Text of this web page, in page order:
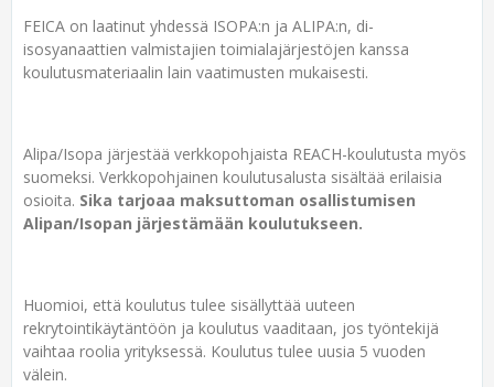
FEICA on laatinut yhdessä ISOPA:n ja ALIPA:n, di-
isosyanaattien valmistajien toimialajärjestöjen kanssa
koulutusmateriaalin lain vaatimusten mukaisesti.
Alipa/Isopa järjestää verkkopohjaista REACH-koulutusta myös
suomeksi. Verkkopohjainen koulutusalusta sisältää erilaisia
osioita. Sika tarjoaa maksuttoman osallistumisen
Alipan/Isopan järjestämään koulutukseen.
Huomioi, että koulutus tulee sisällyttää uuteen
rekrytointikäytäntöön ja koulutus vaaditaan, jos työntekijä
vaihtaa roolia yrityksessä. Koulutus tulee uusia 5 vuoden
välein.